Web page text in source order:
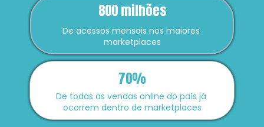
800 milhões
70%
De todas as vendas online do país já
ocorrem dentro de marketplaces
De acessos mensais nos maiores
marketplaces